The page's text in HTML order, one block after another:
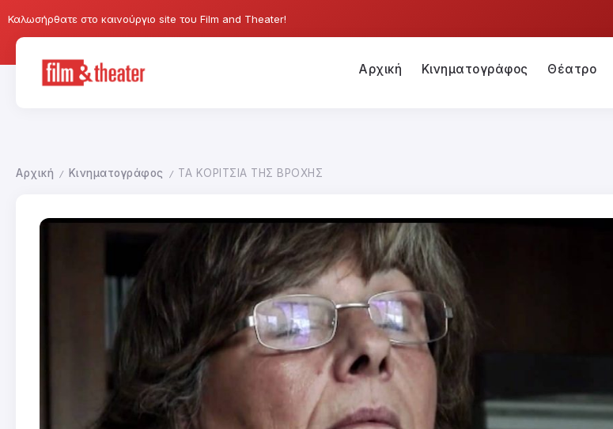
Καλωσήρθατε στο καινούργιο site του Film and Theater!
Αρχική Κινηματογράφος Θέατρο
Αρχική / Κινηματογράφος / ΤΑ ΚΟΡΙΤΣΙΑ ΤΗΣ ΒΡΟΧΗΣ